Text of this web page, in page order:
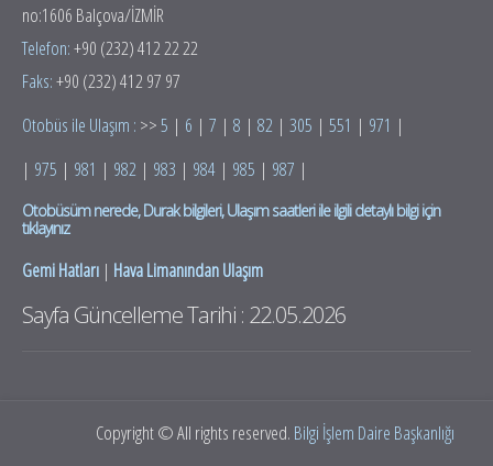
no:1606 Balçova/İZMİR
Telefon:+90 (232) 412 22 22
Faks:+90 (232) 412 97 97
Otobüs ile Ulaşım : >>5 | 6 | 7 | 8 | 82 | 305 | 551 | 971 |
| 975 | 981 | 982 | 983 | 984 | 985 | 987 |
Otobüsüm nerede, Durak bilgileri, Ulaşım saatleri ile ilgili detaylı bilgi için
tıklayınız
Gemi Hatları | Hava Limanından Ulaşım
Sayfa Güncelleme Tarihi : 22.05.2026
Copyright © All rights reserved. Bilgi İşlem Daire Başkanlığı